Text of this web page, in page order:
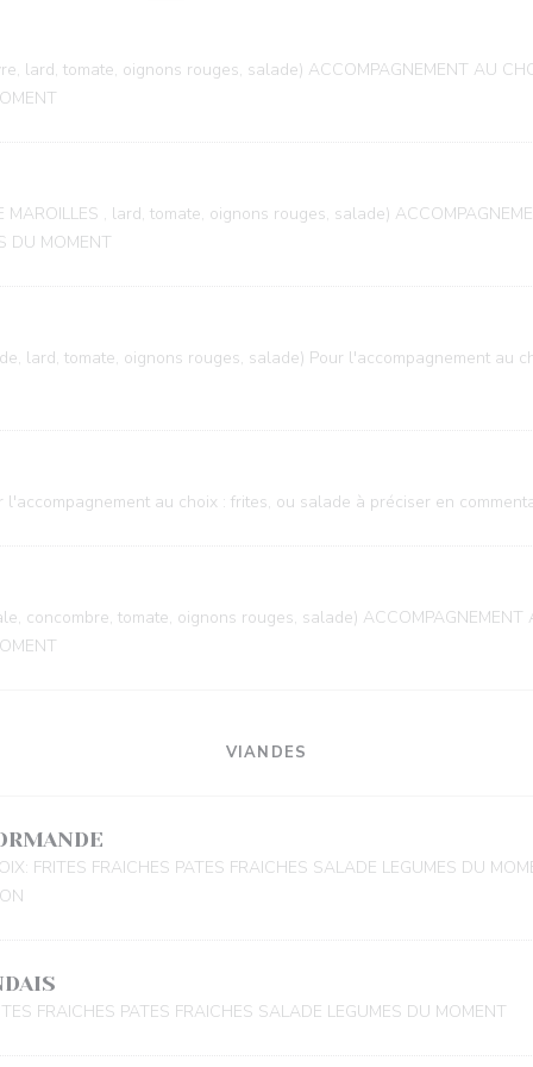
lard, tomate, oignons rouges, salade) ACCOMPAGNEMENT AU
, lard, tomate, oignons rouges, salade)
DU MOMENT
lard, tomate, oignons rouges, salade) Pour l'accompagnement au
au choix : frites, ou salade à préciser en
concombre, tomate, oignons rouges, salade) ACCOMPAGNEMENT
VIANDES
FRITES FRAICHES PATES FRAICHES SALADE LEGUMES DU
FRAICHES PATES FRAICHES SALADE LEGUMES DU MOMENT